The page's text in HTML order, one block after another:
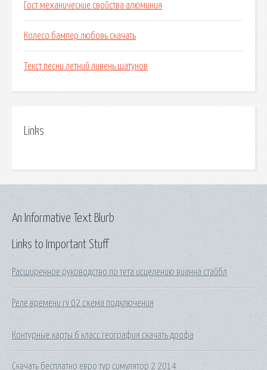
Гост механические свойства алюминия
Колесо бампер любовь скачать
Текст песни летний ливень шатунов
Links
Links to Important Stuff
Расширенное руководство по тета исцелению вианна стайбл
Реле времени rv 02 схема подключения
Контурные карты 6 класс география скачать дрофа
Скачать бесплатно евро тур симулятор 2 2014
An Informative Text Blurb